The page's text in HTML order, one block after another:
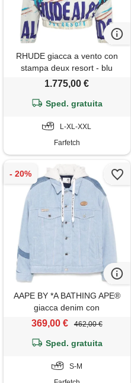
RHUDE giacca a vento con
stampa deux resort - blu
1.775,00 €
Sped. gratuita
L-XL-XXL
Farfetch
AAPE BY *A BATHING APE®
giacca denim con
applicazione logo - blu
369,00 € 462,00 €
Sped. gratuita
S-M